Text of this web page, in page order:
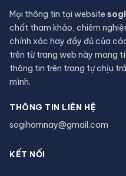
Thần
dễ dàng
Vì sao 4
đều ứng
Hồ nước
năng lực